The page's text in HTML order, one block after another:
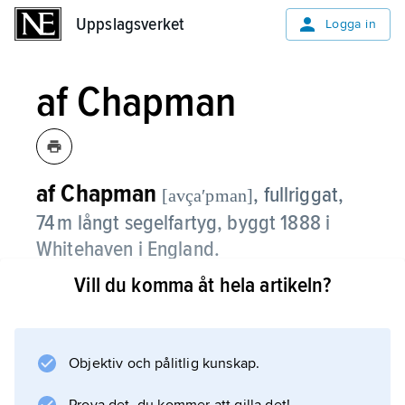
Uppslagsverket Logga in
af Chapman
af Chapman [avçaʹpman], fullriggat,
74 m långt segelfartyg, byggt 1888 i
Whitehaven i England.
Fartyget är Stockholms äldsta vandrarhem
Dunboyne under brittisk flagg 1888–1908 och
Vill du komma åt hela artikeln?
Objektiv och pålitlig kunskap.